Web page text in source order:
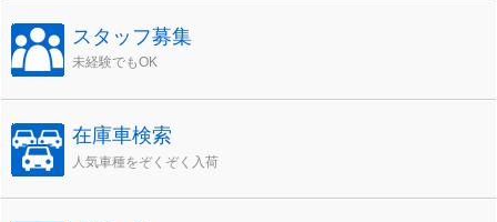
スタッフ募集
未経験でもOK
在庫車検索
人気車種をぞくぞく入荷